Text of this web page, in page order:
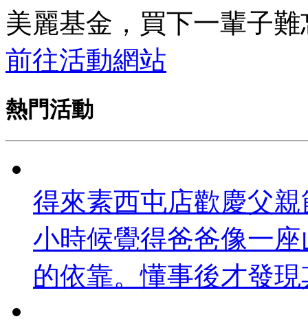
美麗基金，買下一輩子
前往活動網站
熱門活動
得來素西屯店歡慶父親
小時候覺得爸爸像一
的依靠。懂事後才發